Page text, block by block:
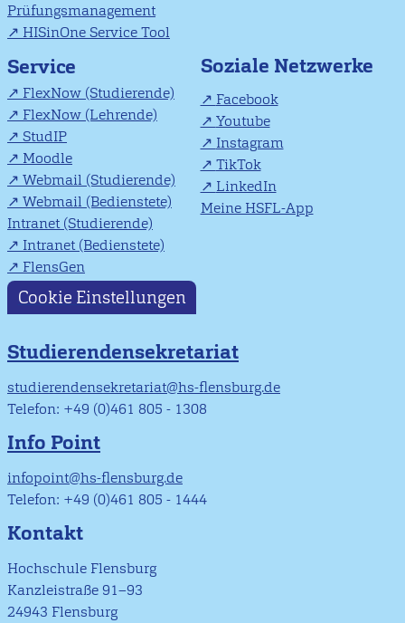
Prüfungsmanagement
HISinOne Service Tool
Service
FlexNow (Studierende)
FlexNow (Lehrende)
StudIP
Moodle
Webmail (Studierende)
Webmail (Bedienstete)
Intranet (Studierende)
Intranet (Bedienstete)
FlensGen
Soziale Netzwerke
Facebook
Youtube
Instagram
TikTok
LinkedIn
Meine HSFL-App
Cookie Einstellungen
Studierendensekretariat
studierendensekretariat@hs-flensburg.de
Telefon: +49 (0)461 805 - 1308
Info Point
infopoint@hs-flensburg.de
Telefon: +49 (0)461 805 - 1444
Kontakt
Hochschule Flensburg
Kanzleistraße 91–93
24943 Flensburg